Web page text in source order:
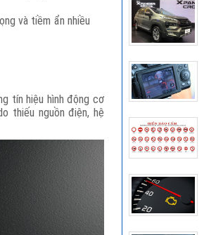
và tiềm ẩn nhiều
tín hiệu hình động cơ
thiếu nguồn điện, hệ